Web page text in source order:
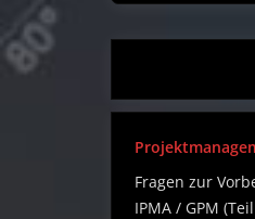
Fragen zur
IPMA / GPM